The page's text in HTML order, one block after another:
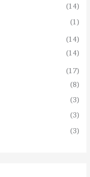
(14)
(1)
(14)
(14)
(17)
(8)
(3)
(3)
(3)